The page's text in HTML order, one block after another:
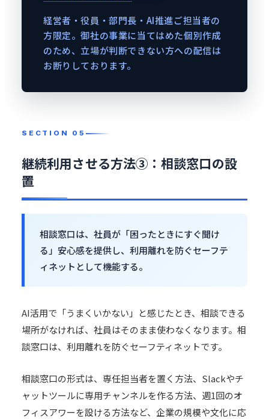
経営者・役員・部門長・AI推進ご担当者の
方限定。御社の事業に当てはめた個別作成
のため、立場が判断できない方への配信は
お断りしております。
継続利用させる方法③：相談窓口の設
置
相談窓口は、社員が「困ったときにすぐ聞け
る」安心感を提供し、利用離れを防ぐセーフテ
ィネットとして機能する。
AI活用で「うまくいかない」と感じたとき、相談できる
場所がなければ、社員はそのまま使わなくなります。相
談窓口は、利用離れを防ぐセーフティネットです。
相談窓口の形式は、専任担当者を置く方法、Slackやチ
ャットツールに専用チャンネルを作る方法、週1回のオ
フィスアワーを設ける方法など、企業の規模や文化に応